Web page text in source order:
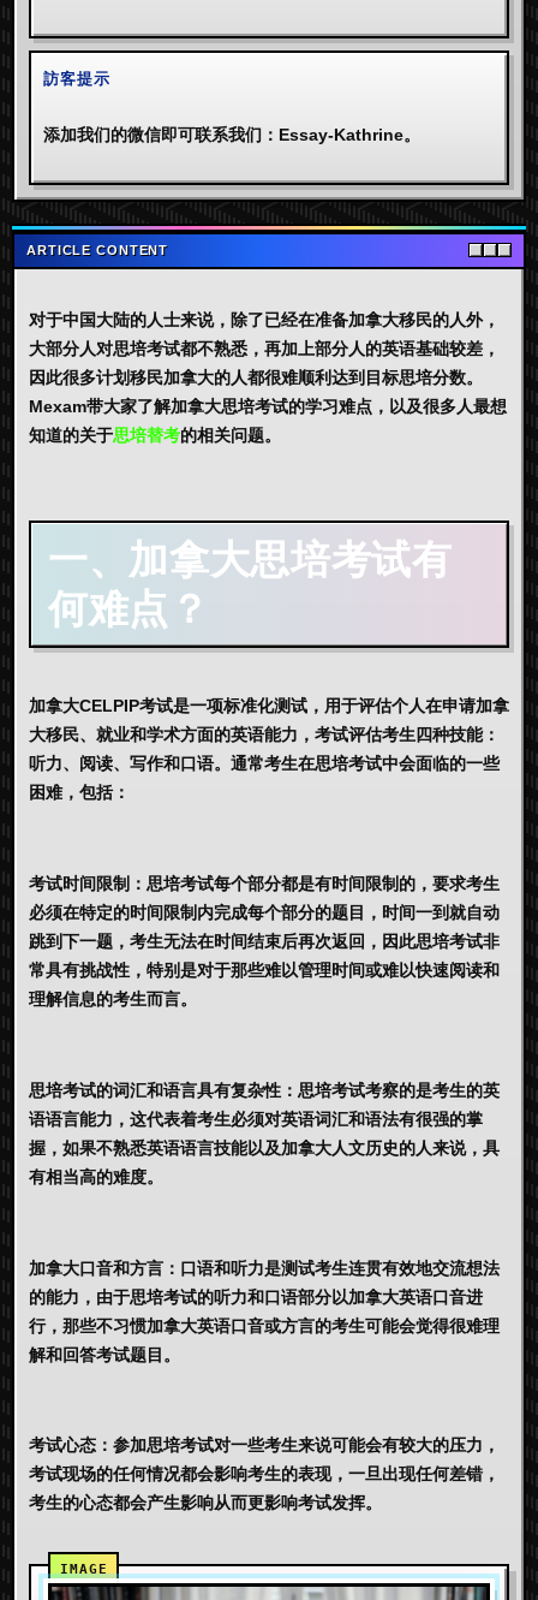
訪客提示
添加我们的微信即可联系我们：Essay-Kathrine。
ARTICLE CONTENT
对于中国大陆的人士来说，除了已经在准备加拿大移民的人外，
大部分人对思培考试都不熟悉，再加上部分人的英语基础较差，
因此很多计划移民加拿大的人都很难顺利达到目标思培分数。
Mexam带大家了解加拿大思培考试的学习难点，以及很多人最想
知道的关于思培替考的相关问题。
一、加拿大思培考试有
何难点？
加拿大CELPIP考试是一项标准化测试，用于评估个人在申请加拿
大移民、就业和学术方面的英语能力，考试评估考生四种技能：
听力、阅读、写作和口语。通常考生在思培考试中会面临的一些
困难，包括：
考试时间限制：思培考试每个部分都是有时间限制的，要求考生
必须在特定的时间限制内完成每个部分的题目，时间一到就自动
跳到下一题，考生无法在时间结束后再次返回，因此思培考试非
常具有挑战性，特别是对于那些难以管理时间或难以快速阅读和
理解信息的考生而言。
思培考试的词汇和语言具有复杂性：思培考试考察的是考生的英
语语言能力，这代表着考生必须对英语词汇和语法有很强的掌
握，如果不熟悉英语语言技能以及加拿大人文历史的人来说，具
有相当高的难度。
加拿大口音和方言：口语和听力是测试考生连贯有效地交流想法
的能力，由于思培考试的听力和口语部分以加拿大英语口音进
行，那些不习惯加拿大英语口音或方言的考生可能会觉得很难理
解和回答考试题目。
考试心态：参加思培考试对一些考生来说可能会有较大的压力，
考试现场的任何情况都会影响考生的表现，一旦出现任何差错，
考生的心态都会产生影响从而更影响考试发挥。